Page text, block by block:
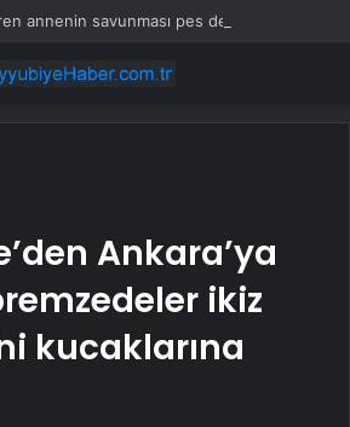
annenin savunması pes dedirtti
Ankara’ya
ikiz
kucaklarına